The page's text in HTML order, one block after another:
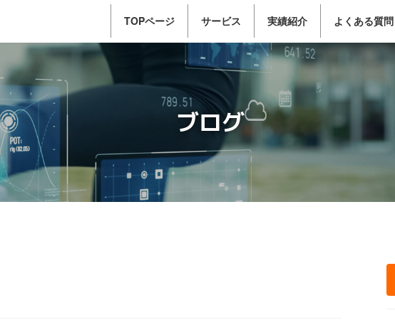
TOPページ サービス 実績紹介 よくある質問
ブログ